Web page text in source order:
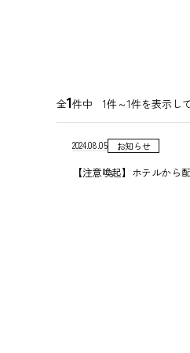
全1件中 1件～1件を表示して
2024.08.05 お知らせ
【注意喚起】ホテルか